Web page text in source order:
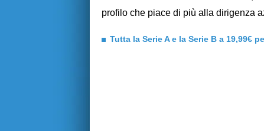
profilo che piace di più alla dirigenza
Tutta la Serie A e la Serie B a 19,99€